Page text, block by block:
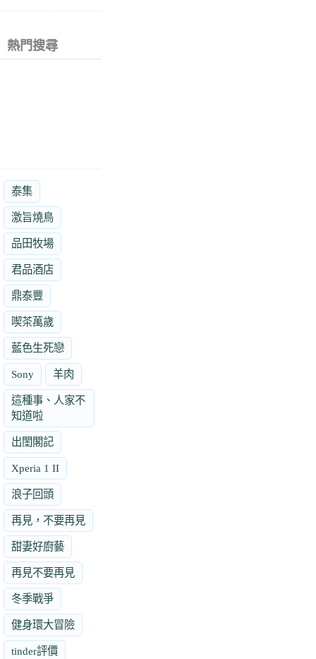
熱門搜尋
泰集
激旨燒鳥
品田牧場
君品酒店
鼎泰豐
喫茶萬歲
藍色生死戀
Sony 羊肉
這種事、人家不
知道啦
出閨閣記
Xperia 1 II
浪子回頭
再見，不要再見
甜妻好廚藝
再見不要再見
冬季戰爭
健身環大冒險
tinder評價